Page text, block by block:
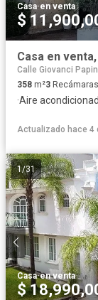
Casa·en venta
$
Calle Giovanci
358 m²3 Recámaras
·Aire
Actualizado hace 4
1/31
Casa·en venta
$